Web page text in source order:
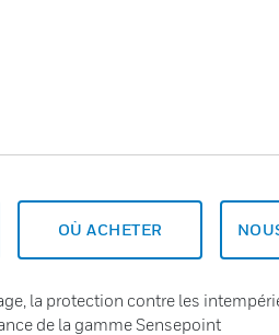
OÙ ACHETER
la protection contre les
de la gamme Sensepoint